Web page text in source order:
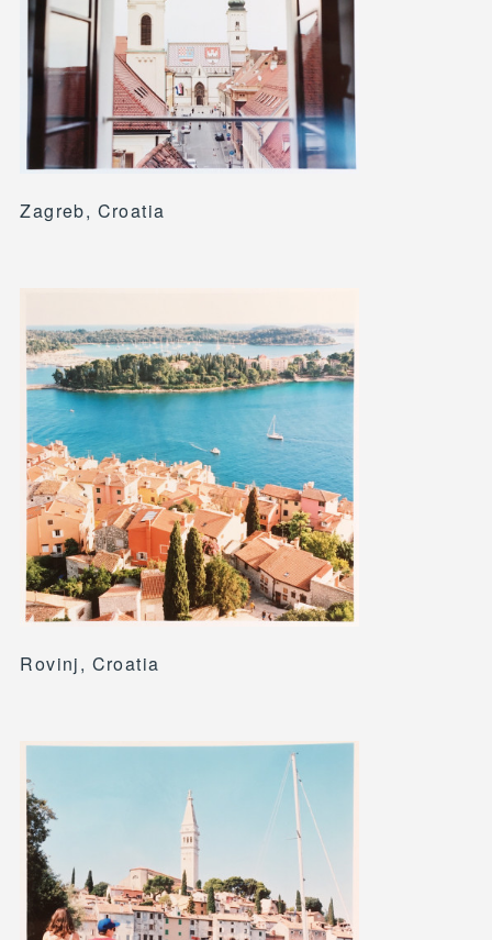
Zagreb, Croatia
Rovinj, Croatia